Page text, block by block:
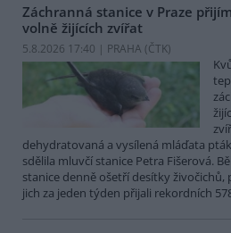
Záchranná stanice v Praze
volně žijících zvířat
5.8.2026 17:40 | PRAHA (ČTK)
dehydratovaná a vysílená mláďata
sdělila mluvčí stanice Petra Fišerová.
stanice denně ošetří desítky
jich za jeden týden přijali rekordních